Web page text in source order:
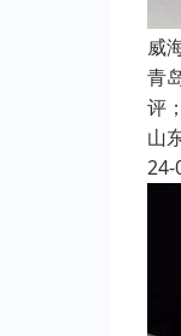
威
青
评
山
24-